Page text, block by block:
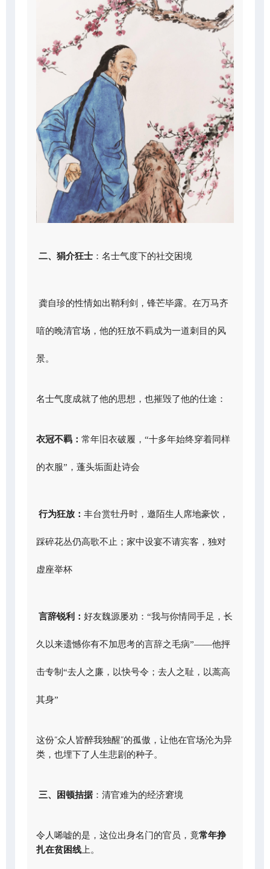
二、狷介狂士 ：名士气度下的社交困境
龚自珍的性情如出鞘利剑，锋芒毕露。在万马齐
喑的晚清官场，他的狂放不羁成为一道刺目的风
景。
名士气度成就了他的思想，也摧毁了他的仕途：
衣冠不羁： 常年旧衣破履，“十多年始终穿着同样
的衣服”，蓬头垢面赴诗会
行为狂放 ： 丰台赏牡丹时，邀陌生人席地豪饮，
踩碎花丛仍高歌不止；家中设宴不请宾客，独对
虚座举杯
言辞锐利： 好友魏源屡劝：“我与你情同手足，长
久以来遗憾你有不加思考的言辞之毛病”——他抨
击专制“去人之廉，以快号令；去人之耻，以蒿高
其身”
这份“众人皆醉我独醒”的孤傲，让他在官场沦为异
类，也埋下了人生悲剧的种子。
三、困顿拮据 ：清官难为的经济窘境
令人唏嘘的是，这位出身名门的官员，竟常年挣
扎在贫困线上。